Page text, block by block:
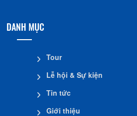
DANH MỤC
Tour
Lễ hội & Sự kiện
Tin tức
Giới thiệu